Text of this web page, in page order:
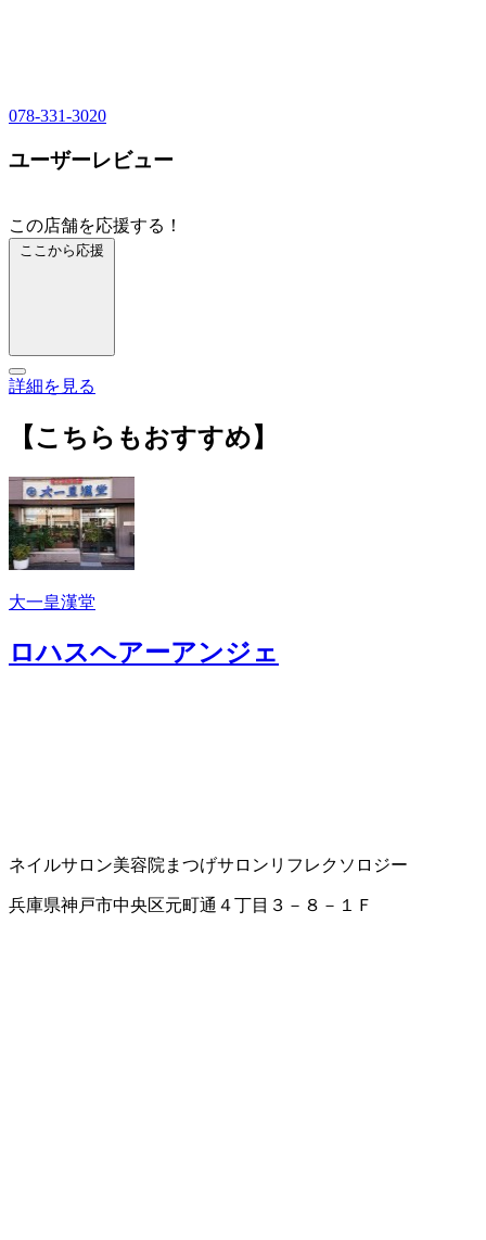
078-331-3020
ユーザーレビュー
この店舗を応援する！
ここから応援
詳細を見る
【こちらもおすすめ】
大一皇漢堂
ロハスヘアーアンジェ
ネイルサロン美容院 まつげサロン リフレクソロジー
兵庫県神戸市中央区元町通４丁目３－８－１Ｆ